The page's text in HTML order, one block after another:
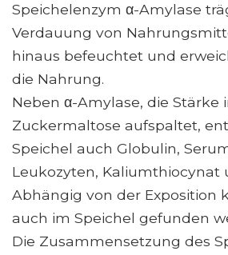
Speichelenzym α-Amylase
Verdauung von
hinaus befeuchtet und
die Nahrung.
Neben α-Amylase, die Stärke
Zuckermaltose aufspaltet,
Speichel auch Globulin,
Leukozyten, Kaliumthiocynat
Abhängig von der Exposition
auch im Speichel gefunden
Die Zusammensetzung des